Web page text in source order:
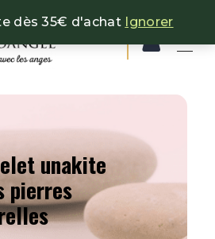
dès 35€ d'achat Ignorer
unakite
pierres